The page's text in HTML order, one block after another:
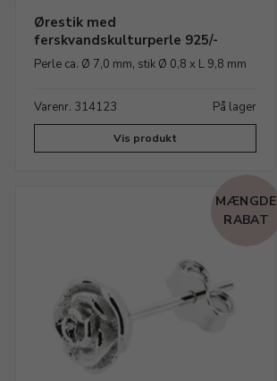
Ørestik med
ferskvandskulturperle 925/-
Perle ca. Ø 7,0 mm, stik Ø 0,8 x L 9,8 mm
Varenr. 314123 På lager
Vis produkt
MÆNGDE
RABAT